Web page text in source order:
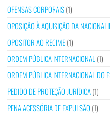
OFENSAS CORPORAIS(1)
OPOSIÇÃO À AQUISIÇÃO DA
OPOSITOR AO REGIME(1)
ORDEM PÚBLICA INTERNACIONAL (1)
ORDEM PÚBLICA INTERNACIONAL DO
PEDIDO DE PROTEÇÃO JURÍDICA(1)
PENA ACESSÓRIA DE EXPULSÃO (1)